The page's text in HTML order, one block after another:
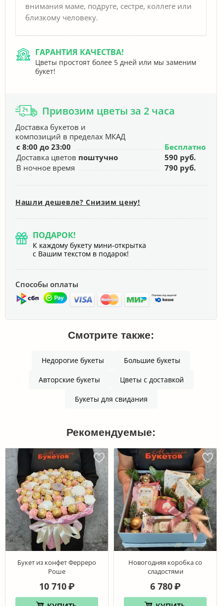
внимания маме, подруге, сестре, коллеге или
близкому человеку.
ГАРАНТИЯ КАЧЕСТВА!
Цветы простоят более 5 дней или мы заменим
букет!
Привозим цветы за 2 часа
Доставка букетов и
композиций в пределах МКАД
с 8:00 до 23:00
Бесплатно
Доставка цветов поштучно
590 руб.
В ночное время
790 руб.
Нашли дешевле? Снизим цену!
ПОДАРОК!
К каждому букету мини-открытка
с Вашим текстом в подарок!
Способы оплаты
Смотрите также:
Недорогие букеты Большие букеты
Авторские букеты Цветы с доставкой
Букеты для свидания
Рекомендуемые:
Букет из конфет Ферреро
Роше
10 710 ₽
Новогодняя коробка со
сладостями
6 780 ₽